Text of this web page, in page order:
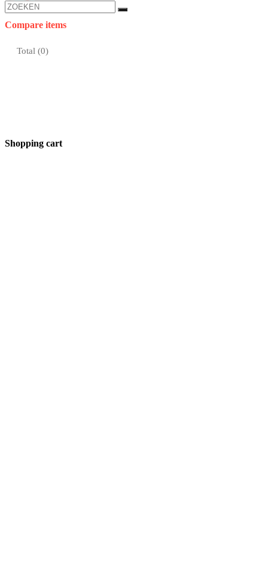
Compare items
Total (0)
Shopping cart